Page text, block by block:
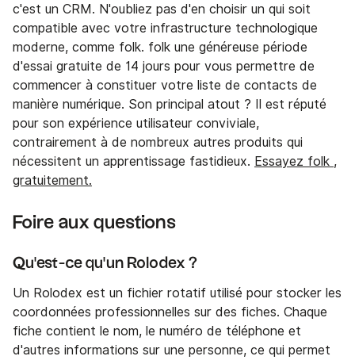
c'est un CRM. N'oubliez pas d'en choisir un qui soit
compatible avec votre infrastructure technologique
moderne, comme folk. folk une généreuse période
d'essai gratuite de 14 jours pour vous permettre de
commencer à constituer votre liste de contacts de
manière numérique. Son principal atout ? Il est réputé
pour son expérience utilisateur conviviale,
contrairement à de nombreux autres produits qui
nécessitent un apprentissage fastidieux. Essayez folk ,
gratuitement.
Foire aux questions
Qu'est-ce qu'un Rolodex ?
Un Rolodex est un fichier rotatif utilisé pour stocker les
coordonnées professionnelles sur des fiches. Chaque
fiche contient le nom, le numéro de téléphone et
d'autres informations sur une personne, ce qui permet